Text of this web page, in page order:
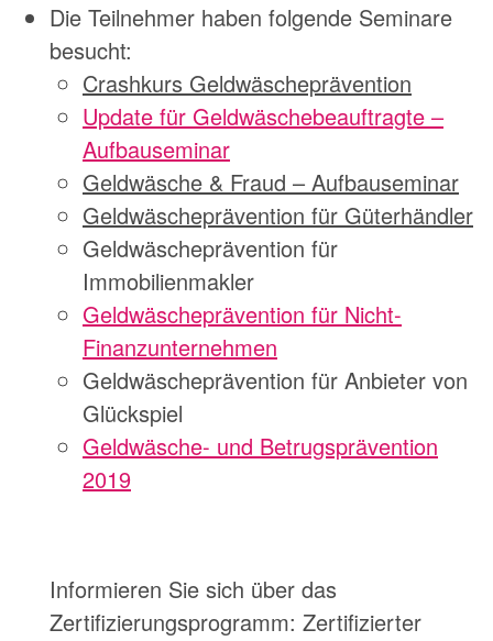
Die Teilnehmer haben folgende Seminare
besucht:
Crashkurs Geldwäscheprävention
Update für Geldwäschebeauftragte –
Aufbauseminar
Geldwäsche & Fraud – Aufbauseminar
Geldwäscheprävention für Güterhändler
Geldwäscheprävention für
Immobilienmakler
Geldwäscheprävention für Nicht-
Finanzunternehmen
Geldwäscheprävention für Anbieter von
Glückspiel
Geldwäsche- und Betrugsprävention
2019
Informieren Sie sich über das
Zertifizierungsprogramm: Zertifizierter